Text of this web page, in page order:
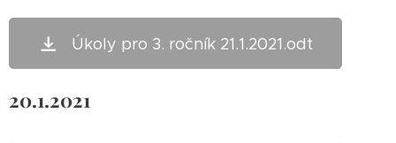
Úkoly pro 3. ročník 21.1.2021.odt
20.1.2021